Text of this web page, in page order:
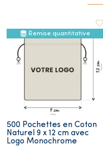
Remise quantitative
500 Pochettes en Coton
Naturel 9 x 12 cm avec
Logo Monochrome